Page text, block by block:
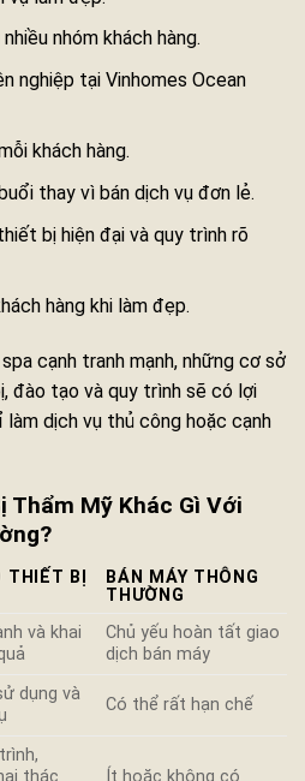
nhóm khách hàng.
nghiệp tại Vinhomes Ocean
khách hàng.
thay vì bán dịch vụ đơn lẻ.
bị hiện đại và quy trình rõ
hàng khi làm đẹp.
cạnh tranh mạnh, những cơ sở
đào tạo và quy trình sẽ có lợi
dịch vụ thủ công hoặc cạnh
Thẩm Mỹ Khác Gì Với
THIẾT BỊ
BÁN MÁY THÔNG
THƯỜNG
và khai
Chủ yếu hoàn tất giao
dịch bán máy
dụng và
Có thể rất hạn chế